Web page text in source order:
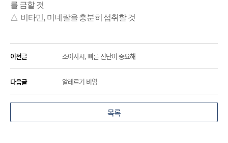
를 금할 것
△ 비타민 , 미네랄을 충분히 섭취할 것
이전글 소아사시, 빠른 진단이 중요해
다음글 알레르기 비염
목록